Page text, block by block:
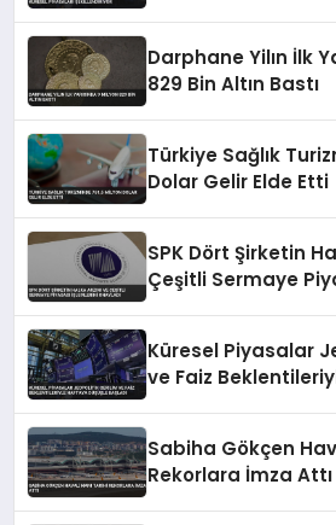
Darphane Yilın İlk
829 Bin Altın Bastı
Türkiye Sağlık
Dolar Gelir Elde Etti
SPK Dört Şirketin
Çeşitli Sermaye
Küresel Piyasalar
ve Faiz
Sabiha Gökçen
Rekorlara İmza Attı